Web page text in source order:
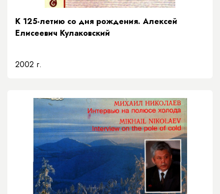
К 125-летию со дня рождения. Алексей
Елисеевич Кулаковский
2002 г.